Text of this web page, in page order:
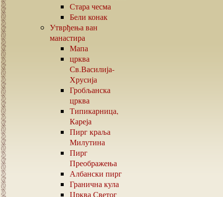
Стара чесма
Бели конак
Утврђења ван
манастира
Мапа
црква
Св.Василија-
Хрусија
Гробљанска
црква
Типикарница,
Кареја
Пирг краља
Милутина
Пирг
Преображења
Албански пирг
Гранична кула
Црква Светог